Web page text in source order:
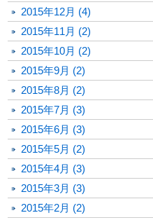
2015年12月 (4)
2015年11月 (2)
2015年10月 (2)
2015年9月 (2)
2015年8月 (2)
2015年7月 (3)
2015年6月 (3)
2015年5月 (2)
2015年4月 (3)
2015年3月 (3)
2015年2月 (2)